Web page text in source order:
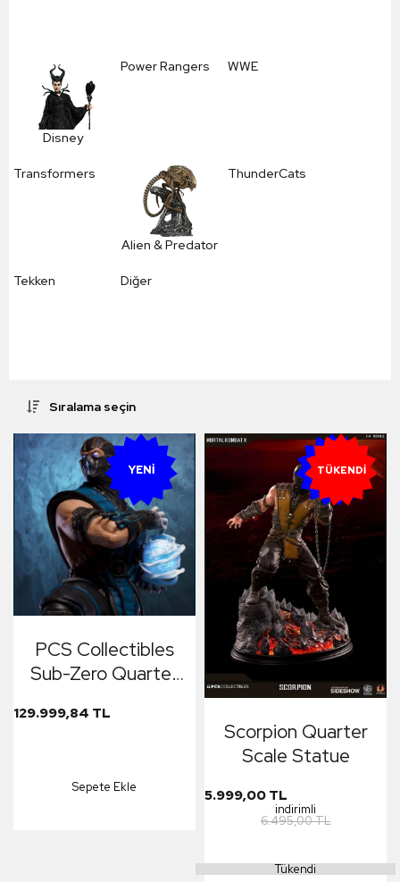
Disney
Power Rangers WWE
Transformers
Alien & Predator
ThunderCats
Tekken Diğer
Sıralama seçin
YENI
PCS Collectibles
Sub-Zero Quarter
902878
129.999,84 TL
Sepete Ekle
YENI
TÜKENDI
Scorpion Quarter
Scale Statue
5.999,00 TL
indirimli
6.495,00 TL
Tükendi